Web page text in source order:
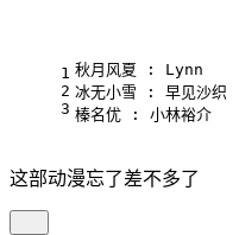
1
2
3
秋月风夏 : Lynn
冰无小雪 : 早见沙织
榛名优 : 小林裕介
这部动漫忘了差不多了